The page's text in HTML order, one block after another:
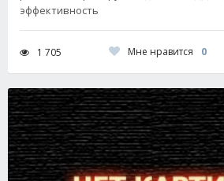
эффективность
1 705 Мне нравится 0